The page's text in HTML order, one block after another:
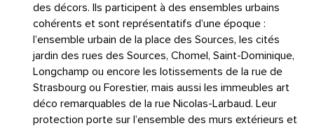
des décors. Ils participent à des ensembles urbains
cohérents et sont représentatifs d’une époque :
l’ensemble urbain de la place des Sources, les cités
jardin des rues des Sources, Chomel, Saint-Dominique,
Longchamp ou encore les lotissements de la rue de
Strasbourg ou Forestier, mais aussi les immeubles art
déco remarquables de la rue Nicolas-Larbaud. Leur
protection porte sur l’ensemble des murs extérieurs et